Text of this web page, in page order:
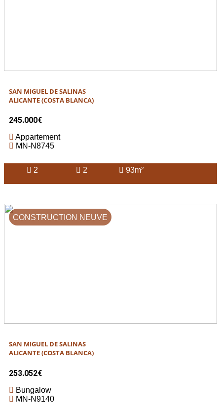
SAN MIGUEL DE SALINAS
ALICANTE (COSTA BLANCA)
245.000€
Appartement
MN-N8745
2 2 93m²
CONSTRUCTION NEUVE
SAN MIGUEL DE SALINAS
ALICANTE (COSTA BLANCA)
253.052€
Bungalow
MN-N9140